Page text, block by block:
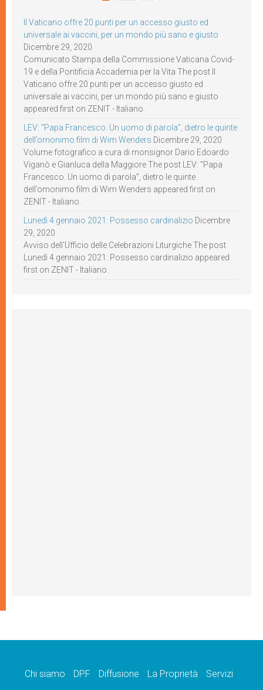
Il Vaticano offre 20 punti per un accesso giusto ed
universale ai vaccini, per un mondo più sano e giusto
Dicembre 29, 2020
Comunicato Stampa della Commissione Vaticana Covid-
19 e della Pontificia Accademia per la Vita The post Il
Vaticano offre 20 punti per un accesso giusto ed
universale ai vaccini, per un mondo più sano e giusto
appeared first on ZENIT - Italiano.
LEV: “Papa Francesco. Un uomo di parola”, dietro le quinte
dell’omonimo film di Wim Wenders Dicembre 29, 2020
Volume fotografico a cura di monsignor Dario Edoardo
Viganò e Gianluca della Maggiore The post LEV: “Papa
Francesco. Un uomo di parola”, dietro le quinte
dell’omonimo film di Wim Wenders appeared first on
ZENIT - Italiano.
Lunedì 4 gennaio 2021: Possesso cardinalizio Dicembre
29, 2020
Avviso dell’Ufficio delle Celebrazioni Liturgiche The post
Lunedì 4 gennaio 2021: Possesso cardinalizio appeared
first on ZENIT - Italiano.
Chi siamo DPF Diffusione La Proprietà
Servizi